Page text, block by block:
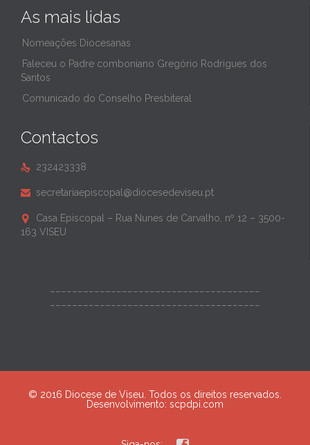
As mais lidas
Nomeações Diocesanas
Faleceu o Padre comboniano Gregório Rodrigues dos
Santos
Comunicado do Conselho Presbiteral
Contactos
 232423338
 secretariaepiscopal@diocesedeviseu.pt

Casa Episcopal – Rua Nunes de Carvalho, nº 12 – 3500-
163 VISEU
© 2016 Diocese de Viseu. Todos os direitos reservados.
Desenvolvimento: scpdpi.com